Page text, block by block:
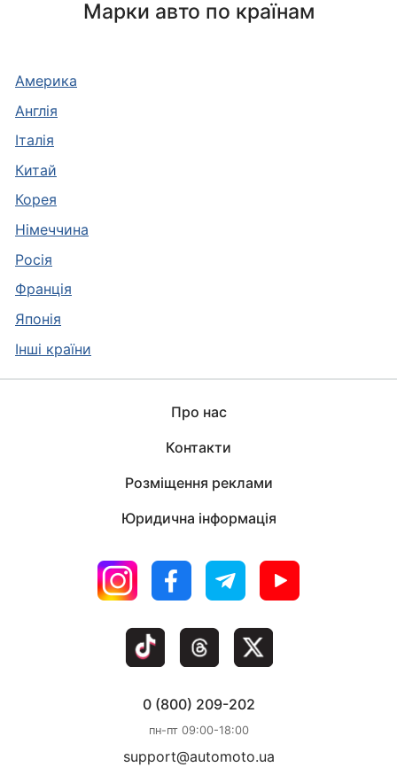
Марки авто по країнам
Америка
Англія
Італія
Китай
Корея
Німеччина
Росія
Франція
Японія
Інші країни
Про нас
Контакти
Розміщення реклами
Юридична інформація
0 (800) 209-202
пн-пт 09:00-18:00
support@automoto.ua